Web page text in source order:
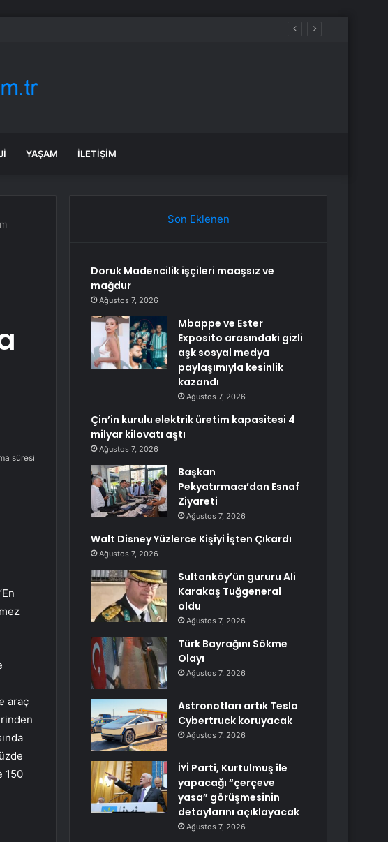
kesinlik kazandı
YAŞAM İLETIŞIM
süresi
araç
150
Son Eklenen
Doruk Madencilik işçileri maaşsız ve
mağdur
Ağustos 7, 2026
Mbappe ve Ester
Exposito arasındaki gizli
aşk sosyal medya
paylaşımıyla kesinlik
kazandı
Ağustos 7, 2026
Çin’in kurulu elektrik üretim kapasitesi 4
milyar kilovatı aştı
Ağustos 7, 2026
Başkan
Pekyatırmacı’dan Esnaf
Ziyareti
Ağustos 7, 2026
Walt Disney Yüzlerce Kişiyi İşten Çıkardı
Ağustos 7, 2026
Sultanköy’ün gururu Ali
Karakaş Tuğgeneral
oldu
Ağustos 7, 2026
Türk Bayrağını Sökme
Olayı
Ağustos 7, 2026
Astronotları artık Tesla
Cybertruck koruyacak
Ağustos 7, 2026
İYİ Parti, Kurtulmuş ile
yapacağı “çerçeve
yasa” görüşmesinin
detaylarını açıklayacak
Ağustos 7, 2026